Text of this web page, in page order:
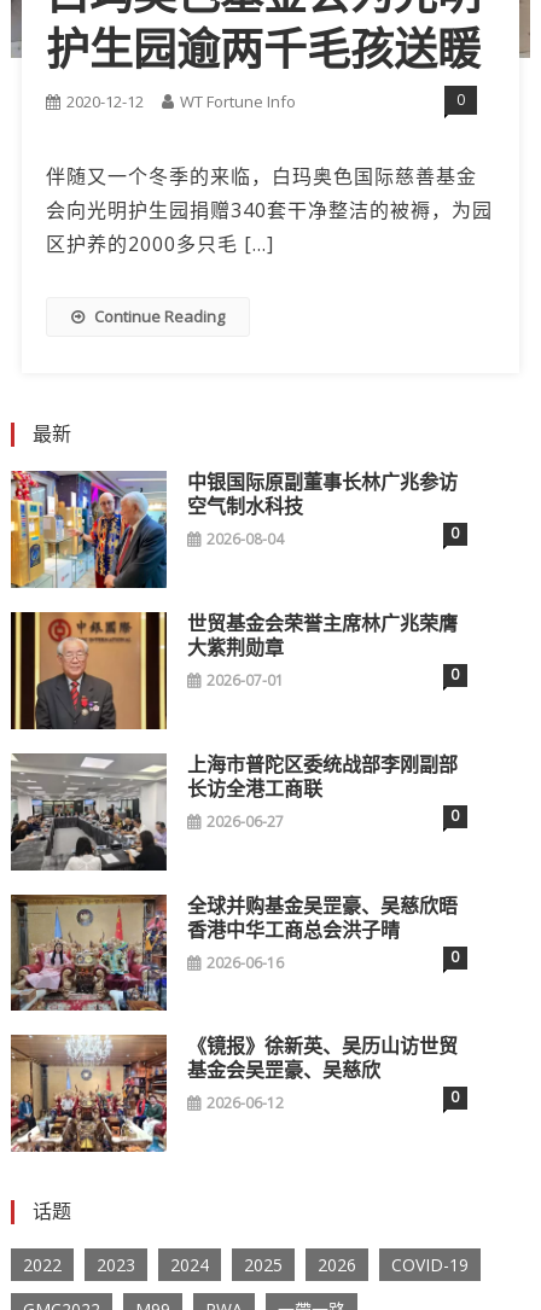
护生园逾两千毛孩送䁔
2020-12-12 WT Fortune Info 0
伴随又一个冬季的来临，白玛奥色国际慈善基金
会向光明护生园捐赠340套干净整洁的被褥，为园
区护养的2000多只毛 […]
Continue Reading
最新
中银国际原副董事长林广兆参访
空气制水科技
2026-08-04 0
世贸基金会荣誉主席林广兆荣膺
大紫荆勋章
2026-07-01 0
上海市普陀区委统战部李刚副部
长访全港工商联
2026-06-27 0
全球并购基金吴罡豪、吴慈欣晤
香港中华工商总会洪子晴
2026-06-16 0
《镜报》徐新英、吴历山访世贸
基金会吴罡豪、吴慈欣
2026-06-12 0
话题
2022 2023 2024 2025 2026
COVID-19